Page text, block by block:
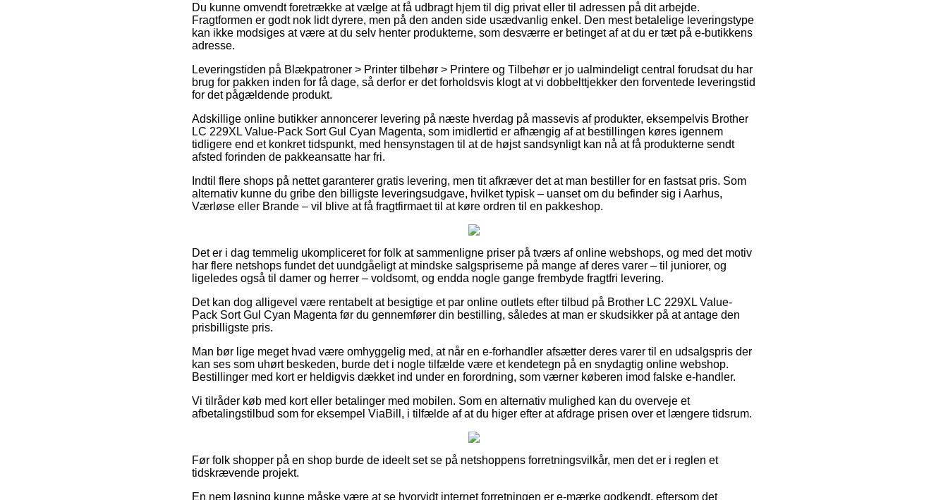
Du kunne omvendt foretrække at vælge at få udbragt hjem til dig privat eller til adressen på dit arbejde.
Fragtformen er godt nok lidt dyrere, men på den anden side usædvanlig enkel. Den mest betalelige leveringstype
kan ikke modsiges at være at du selv henter produkterne, som desværre er betinget af at du er tæt på e-butikkens
adresse.
Leveringstiden på Blækpatroner > Printer tilbehør > Printere og Tilbehør er jo ualmindeligt central forudsat du har
brug for pakken inden for få dage, så derfor er det forholdsvis klogt at vi dobbelttjekker den forventede leveringstid
for det pågældende produkt.
Adskillige online butikker annoncerer levering på næste hverdag på massevis af produkter, eksempelvis Brother
LC 229XL Value-Pack Sort Gul Cyan Magenta, som imidlertid er afhængig af at bestillingen køres igennem
tidligere end et konkret tidspunkt, med hensynstagen til at de højst sandsynligt kan nå at få produkterne sendt
afsted forinden de pakkeansatte har fri.
Indtil flere shops på nettet garanterer gratis levering, men tit afkræver det at man bestiller for en fastsat pris. Som
alternativ kunne du gribe den billigste leveringsudgave, hvilket typisk – uanset om du befinder sig i Aarhus,
Værløse eller Brande – vil blive at få fragtfirmaet til at køre ordren til en pakkeshop.
Det er i dag temmelig ukompliceret for folk at sammenligne priser på tværs af online webshops, og med det motiv
har flere netshops fundet det uundgåeligt at mindske salgspriserne på mange af deres varer – til juniorer, og
ligeledes også til damer og herrer – voldsomt, og endda nogle gange frembyde fragtfri levering.
Det kan dog alligevel være rentabelt at besigtige et par online outlets efter tilbud på Brother LC 229XL Value-
Pack Sort Gul Cyan Magenta før du gennemfører din bestilling, således at man er skudsikker på at antage den
prisbilligste pris.
Man bør lige meget hvad være omhyggelig med, at når en e-forhandler afsætter deres varer til en udsalgspris der
kan ses som uhørt beskeden, burde det i nogle tilfælde være et kendetegn på en snydagtig online webshop.
Bestillinger med kort er heldigvis dækket ind under en forordning, som værner køberen imod falske e-handler.
Vi tilråder køb med kort eller betalinger med mobilen. Som en alternativ mulighed kan du overveje et
afbetalingstilbud som for eksempel ViaBill, i tilfælde af at du higer efter at afdrage prisen over et længere tidsrum.
Før folk shopper på en shop burde de ideelt set se på netshoppens forretningsvilkår, men det er i reglen et
tidskrævende projekt.
En nem løsning kunne måske være at se hvorvidt internet forretningen er e-mærke godkendt, eftersom det